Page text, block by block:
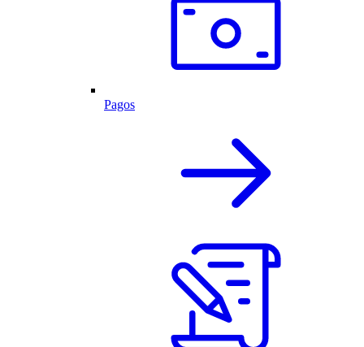
Pagos